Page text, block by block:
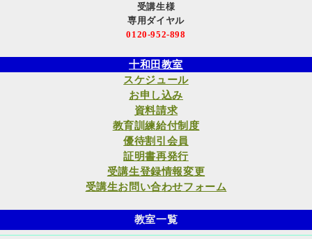
受講生様
専用ダイヤル
0120-952-898
十和田教室
スケジュール
お申し込み
資料請求
教育訓練給付制度
優待割引会員
証明書再発行
受講生登録情報変更
受講生お問い合わせフォーム
教室一覧